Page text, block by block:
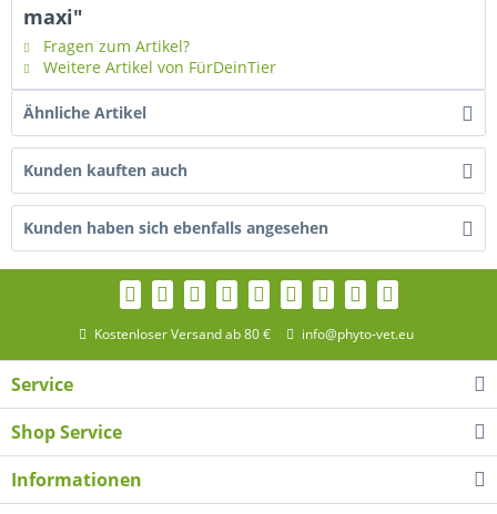
maxi"
Fragen zum Artikel?
Weitere Artikel von FürDeinTier
Ähnliche Artikel
Kunden kauften auch
Kunden haben sich ebenfalls angesehen
Kostenloser Versand ab 80 € info@phyto-vet.eu
Service
Shop Service
Informationen